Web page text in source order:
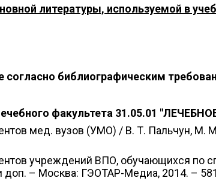
литературы, используемой в
согласно библиографическим
факультета 31.05.01
мед. вузов (УМО) / В. Т. Пальчун, М.
учреждений ВПО, обучающихся по
– Москва: ГЭОТАР-Медиа, 2014. –